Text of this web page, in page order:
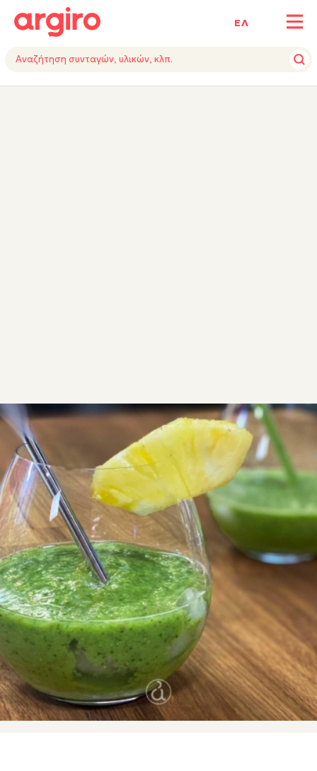
ΕΛ
ΥΛΙΚΑΕΚΤΕΛΕΣΗ
ΣΥΝΤΑΓΕΣ ΡΟΦΗΜΑΤΑ - ΠΟΤΑ ΧΥΜΟΙ & SMOOTHIES
Smoothie με σπανάκι
Φαγόπυρο σαλάτα υγιεινή της Αργυρώς! Θρεπτικό
και υγιεινό πράσινο smoothie με σπανάκι, ένα sports
drink ιδανικό για όσους αθλούνται! Ξεκίνα σωστά την
ημέρα σου και δώσε το καλύτερο καύσιμο στον
οργανισμό σου, με ένα εύκολο και υγιεινό σμούθι με
λαχανικά και φρούτα!
Δύσκολη 0:10
2 5 λεπτά 5 λεπτά